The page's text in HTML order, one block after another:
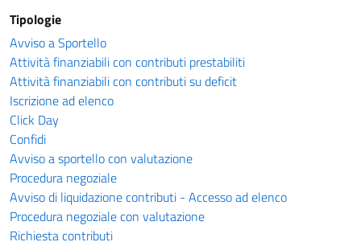
Tipologie
Avviso a Sportello
Attività finanziabili con contributi prestabiliti
Attività finanziabili con contributi su deficit
Iscrizione ad elenco
Click Day
Confidi
Avviso a sportello con valutazione
Procedura negoziale
Avviso di liquidazione contributi - Accesso ad elenco
Procedura negoziale con valutazione
Richiesta contributi